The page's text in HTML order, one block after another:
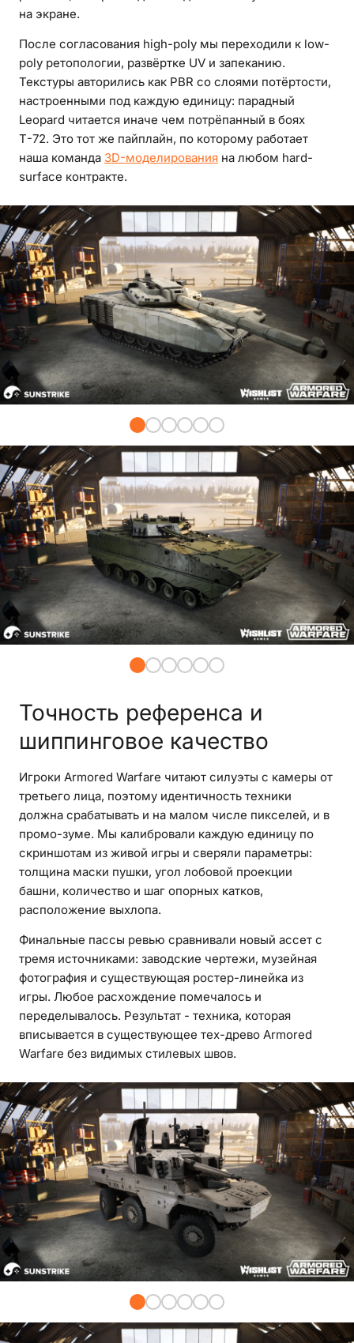
на экране.
После согласования high-poly мы переходили к low-
poly ретопологии, развёртке UV и запеканию.
Текстуры авторились как PBR со слоями потёртости,
настроенными под каждую единицу: парадный
Leopard читается иначе чем потрёпанный в боях
Т-72. Это тот же пайплайн, по которому работает
наша команда 3D-моделирования на любом hard-
surface контракте.
Точность референса и
шиппинговое качество
Игроки Armored Warfare читают силуэты с камеры от
третьего лица, поэтому идентичность техники
должна срабатывать и на малом числе пикселей, и в
промо-зуме. Мы калибровали каждую единицу по
скриншотам из живой игры и сверяли параметры:
толщина маски пушки, угол лобовой проекции
башни, количество и шаг опорных катков,
расположение выхлопа.
Финальные пассы ревью сравнивали новый ассет с
тремя источниками: заводские чертежи, музейная
фотография и существующая ростер-линейка из
игры. Любое расхождение помечалось и
переделывалось. Результат - техника, которая
вписывается в существующее тех-древо Armored
Warfare без видимых стилевых швов.